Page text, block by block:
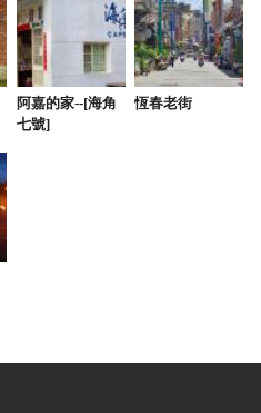
阿嘉的家--[海角
七號]
恆春老街